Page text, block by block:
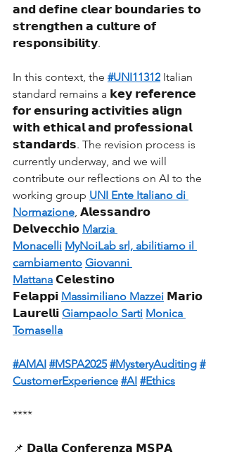
𝗮𝗻𝗱 𝗱𝗲𝗳𝗶𝗻𝗲 𝗰𝗹𝗲𝗮𝗿 𝗯𝗼𝘂𝗻𝗱𝗮𝗿𝗶𝗲𝘀 𝘁𝗼
𝘀𝘁𝗿𝗲𝗻𝗴𝘁𝗵𝗲𝗻 𝗮 𝗰𝘂𝗹𝘁𝘂𝗿𝗲 𝗼𝗳
𝗿𝗲𝘀𝗽𝗼𝗻𝘀𝗶𝗯𝗶𝗹𝗶𝘁𝘆.
In this context, the #UNI11312 Italian
standard remains a 𝗸𝗲𝘆 𝗿𝗲𝗳𝗲𝗿𝗲𝗻𝗰𝗲
𝗳𝗼𝗿 𝗲𝗻𝘀𝘂𝗿𝗶𝗻𝗴 𝗮𝗰𝘁𝗶𝘃𝗶𝘁𝗶𝗲𝘀 𝗮𝗹𝗶𝗴𝗻
𝘄𝗶𝘁𝗵 𝗲𝘁𝗵𝗶𝗰𝗮𝗹 𝗮𝗻𝗱 𝗽𝗿𝗼𝗳𝗲𝘀𝘀𝗶𝗼𝗻𝗮𝗹
𝘀𝘁𝗮𝗻𝗱𝗮𝗿𝗱𝘀. The revision process is
currently underway, and we will
contribute our reflections on AI to the
working group UNI Ente Italiano di
Normazione, 𝗔𝗹𝗲𝘀𝘀𝗮𝗻𝗱𝗿𝗼
𝗗𝗲𝗹𝘃𝗲𝗰𝗰𝗵𝗶𝗼 Marzia
Monacelli MyNoiLab srl, abilitiamo il
cambiamento Giovanni
Mattana 𝗖𝗲𝗹𝗲𝘀𝘁𝗶𝗻𝗼
𝗙𝗲𝗹𝗮𝗽𝗽𝗶 Massimiliano Mazzei 𝗠𝗮𝗿𝗶𝗼
𝗟𝗮𝘂𝗿𝗲𝗹𝗹𝗶 Giampaolo Sarti Monica
Tomasella
#AMAI #MSPA2025 #MysteryAuditing #
CustomerExperience #AI #Ethics
****
📌 𝗗𝗮𝗹𝗹𝗮 𝗖𝗼𝗻𝗳𝗲𝗿𝗲𝗻𝘇𝗮 𝗠𝗦𝗣𝗔